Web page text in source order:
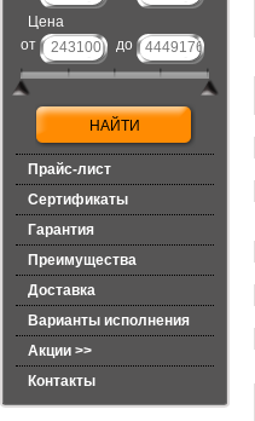
Цена
от
до
Прайс-лист
Сертификаты
Гарантия
Преимущества
Доставка
Варианты исполнения
Акции >>
Контакты